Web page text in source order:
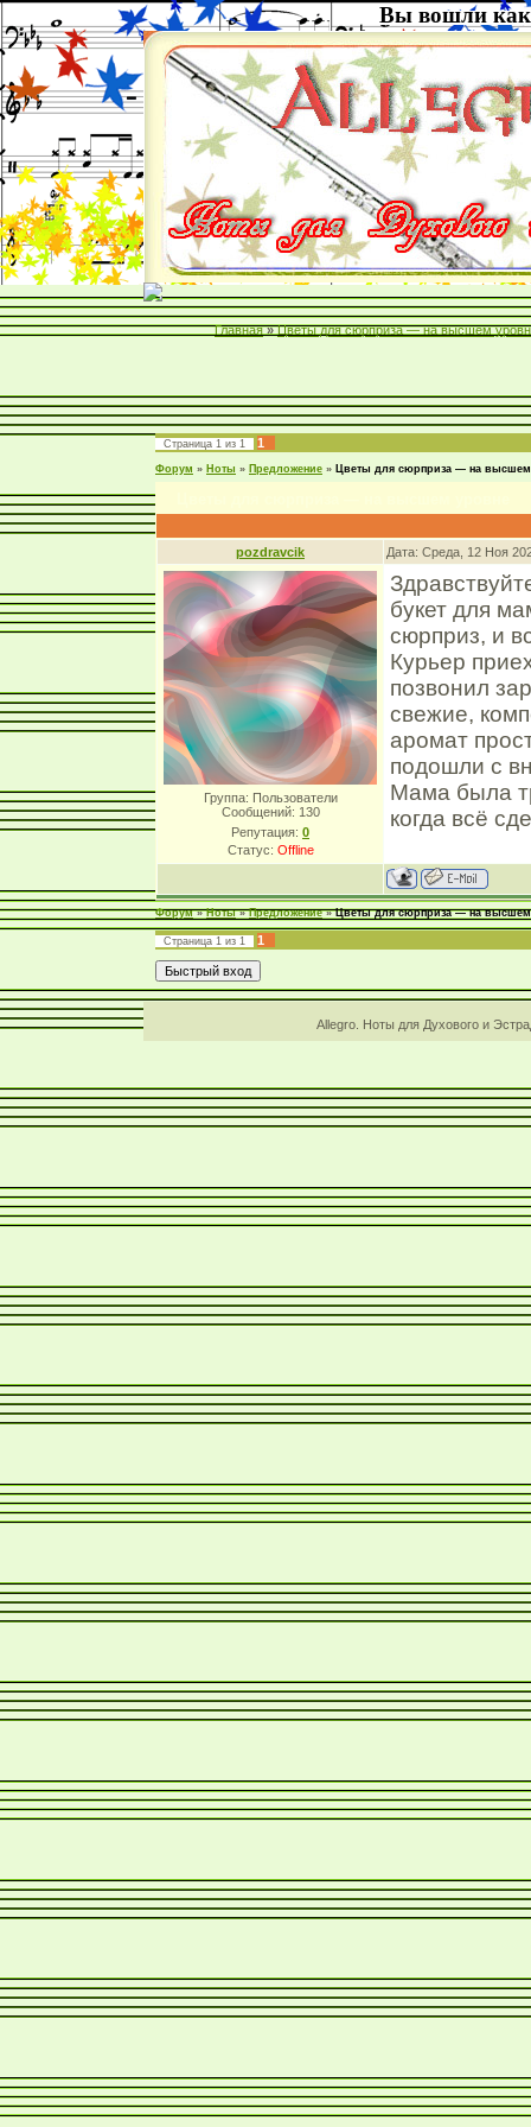
Вы вошли как
Главная » Цветы для сюрприза — на высшем
Страница 1 из 1 1
Форум » Ноты » Предложение » Цветы для сюрприза — на высшем
pozdravcik Дата: Среда, 12 Ноя
Группа: Пользователи
Сообщений: 130
Репутация: 0
Статус: Offline
букет для
сюрприз, и
Курьер
позвонил
свежие,
аромат
подошли с
Мама была
когда всё
Форум » Ноты » Предложение » Цветы для сюрприза — на высшем
Страница 1 из 1 1
Allegro. Ноты для Духового и